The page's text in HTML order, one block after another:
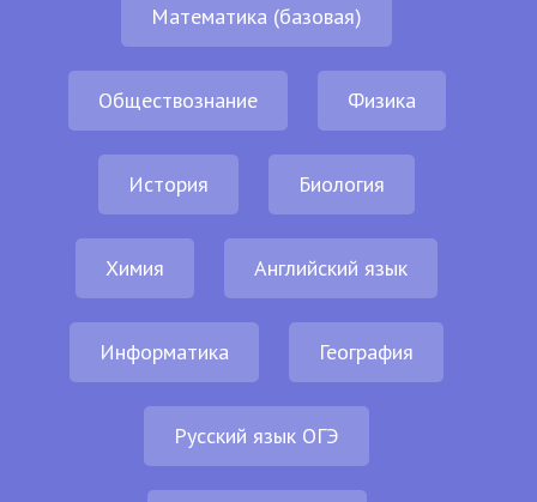
Математика (базовая)
Обществознание Физика
История Биология
Химия Английский язык
Информатика География
Русский язык ОГЭ